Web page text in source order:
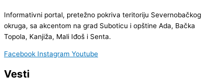
Informativni portal, pretežno pokriva teritoriju Severnobačkog
okruga, sa akcentom na grad Suboticu i opštine Ada, Bačka
Topola, Kanjiža, Mali Iđoš i Senta.
Facebook Instagram Youtube
Vesti